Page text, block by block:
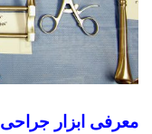
معرفی ابزار جراحی